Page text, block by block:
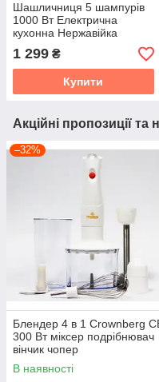
Шашличниця 5 шампурів
1000 Вт Електрична
кухонна Нержавійка
1 299 ₴
Купити
Акційні пропозиції та
–32%
Блендер 4 в 1 Crownberg
300 Вт міксер подрібнювач
вінчик чопер
В наявності